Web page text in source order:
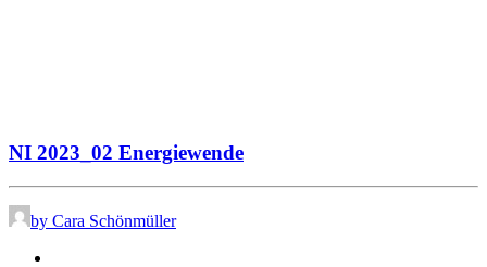
NI 2023_02 Energiewende
by Cara Schönmüller